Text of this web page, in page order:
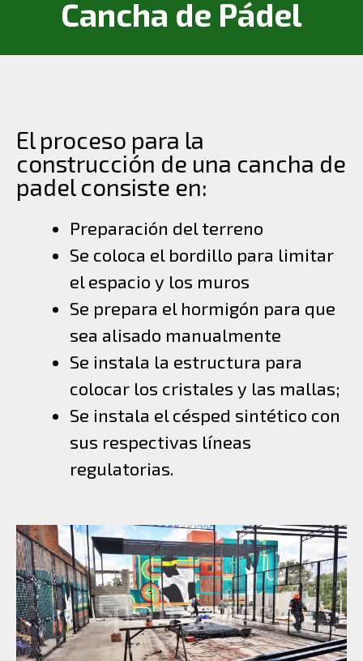
Cancha de Pádel
El proceso para la
construcción de una cancha de
padel consiste en:
Preparación del terreno
Se coloca el bordillo para limitar
el espacio y los muros
Se prepara el hormigón para que
sea alisado manualmente
Se instala la estructura para
colocar los cristales y las mallas;
Se instala el césped sintético con
sus respectivas líneas
regulatorias.